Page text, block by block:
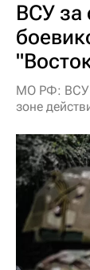
ВСУ за
МО РФ: ВСУ
зоне